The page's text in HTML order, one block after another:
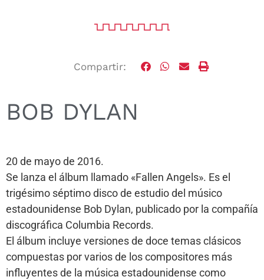
Compartir:
BOB DYLAN
20 de mayo de 2016.
Se lanza el álbum llamado «Fallen Angels». Es el
trigésimo séptimo disco de estudio del músico
estadounidense Bob Dylan, publicado por la compañía
discográfica Columbia Records.
El álbum incluye versiones de doce temas clásicos
compuestas por varios de los compositores más
influyentes de la música estadounidense como